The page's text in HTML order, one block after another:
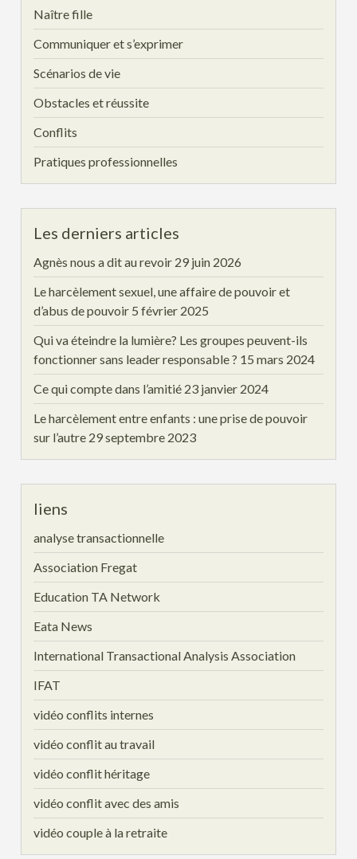
Naître fille
Communiquer et s’exprimer
Scénarios de vie
Obstacles et réussite
Conflits
Pratiques professionnelles
Les derniers articles
Agnès nous a dit au revoir 29 juin 2026
Le harcèlement sexuel, une affaire de pouvoir et
d’abus de pouvoir 5 février 2025
Qui va éteindre la lumière? Les groupes peuvent-ils
fonctionner sans leader responsable ? 15 mars 2024
Ce qui compte dans l’amitié 23 janvier 2024
Le harcèlement entre enfants : une prise de pouvoir
sur l’autre 29 septembre 2023
liens
analyse transactionnelle
Association Fregat
Education TA Network
Eata News
International Transactional Analysis Association
IFAT
vidéo conflits internes
vidéo conflit au travail
vidéo conflit héritage
vidéo conflit avec des amis
vidéo couple à la retraite